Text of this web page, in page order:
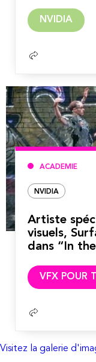
NVIDIA
ACADEMIE
NVIDIA
Artiste
visuels,
dans “In
VFX POUR
Visitez la galerie